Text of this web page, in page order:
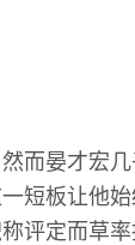
而晏才宏
短板让他
评定而草